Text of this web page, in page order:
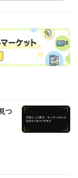
つ